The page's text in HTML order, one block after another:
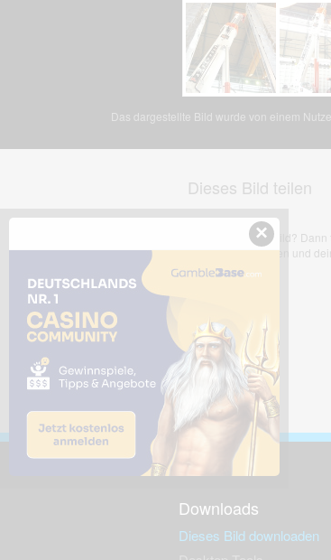
Das dargestellte Bild wurde von einem
Dieses Bild teilen
Dir gefällt dieses Bild?
mit deinen Freunden und
Downloads
Dieses Bild downloaden
×